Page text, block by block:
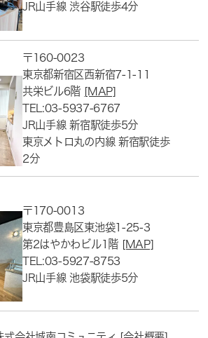
JR山手線 渋谷駅徒歩4分
〒160-0023
東京都新宿区西新宿7-1-11
共栄ビル6階 [MAP]
TEL:03-5937-6767
JR山手線 新宿駅徒歩5分
東京メトロ丸の内線 新宿駅徒歩
2分
〒170-0013
東京都豊島区東池袋1-25-3
第2はやかわビル1階 [MAP]
TEL:03-5927-8753
JR山手線 池袋駅徒歩5分